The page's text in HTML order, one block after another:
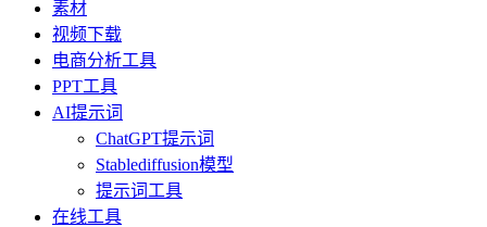
素材
视频下载
电商分析工具
PPT工具
AI提示词
ChatGPT提示词
Stablediffusion模型
提示词工具
在线工具